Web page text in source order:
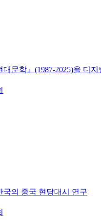
문학』(1987-2025)을 디
국의 중국 현당대시 연구